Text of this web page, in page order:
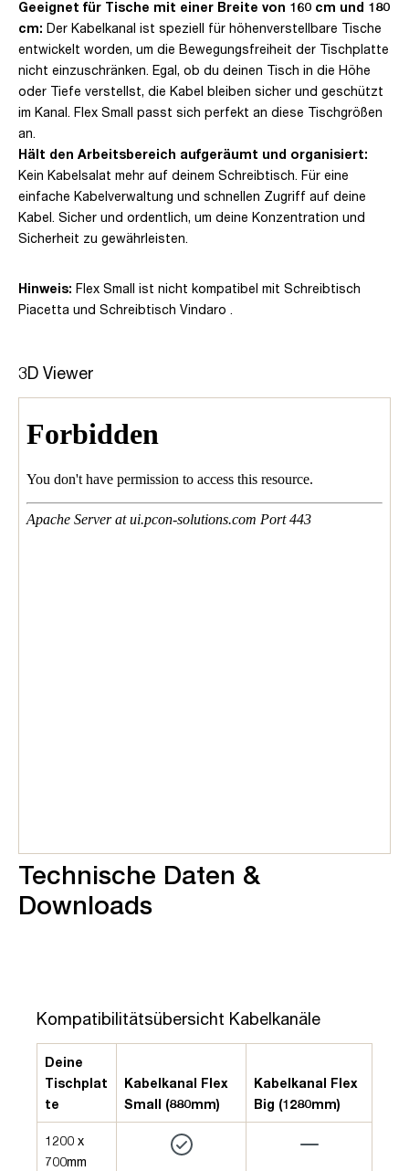
Geeignet für Tische mit einer Breite von 160 cm und 180
cm: Der Kabelkanal ist speziell für höhenverstellbare Tische
entwickelt worden, um die Bewegungsfreiheit der Tischplatte
nicht einzuschränken. Egal, ob du deinen Tisch in die Höhe
oder Tiefe verstellst, die Kabel bleiben sicher und geschützt
im Kanal. Flex Small passt sich perfekt an diese Tischgrößen
an.
Hält den Arbeitsbereich aufgeräumt und organisiert:
Kein Kabelsalat mehr auf deinem Schreibtisch. Für eine
einfache Kabelverwaltung und schnellen Zugriff auf deine
Kabel. Sicher und ordentlich, um deine Konzentration und
Sicherheit zu gewährleisten.
Hinweis: Flex Small ist nicht kompatibel mit Schreibtisch
Piacetta und Schreibtisch Vindaro .
3D Viewer
Technische Daten &
Downloads
Kompatibilitätsübersicht Kabelkanäle
Deine
Tischplat
te
Kabelkanal Flex
Small (880mm)
Kabelkanal Flex
Big (1280mm)
1200 x
700mm